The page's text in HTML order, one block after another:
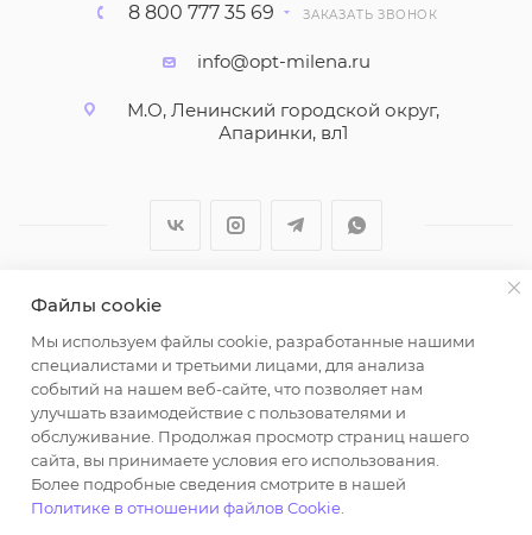
8 800 777 35 69 ЗАКАЗАТЬ ЗВОНОК
info@opt-milena.ru
М.О, Ленинский городской округ,
Апаринки, вл1
2026 © ООО "Вайт Текстиль групп"
Любая информация на сайте носит справочный
характер и не является публичной офертой
определяемой положениями пункта 2 статьи 437
Гражданского кодекса Российской Федерации.
Использование любых материалов, опубликованных
на https://opt-milena.ru, допустимо только при
наличии письменного разрешения редакции и
Файлы cookie
Мы используем файлы cookie, разработанные нашими
специалистами и третьими лицами, для анализа
событий на нашем веб-сайте, что позволяет нам
улучшать взаимодействие с пользователями и
обслуживание. Продолжая просмотр страниц нашего
сайта, вы принимаете условия его использования.
Более подробные сведения смотрите в нашей
Политике в отношении файлов Cookie